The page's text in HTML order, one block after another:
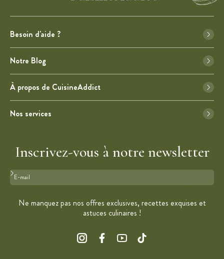
Besoin d'aide ?
Notre Blog
À propos de CuisineAddict
Nos services
Inscrivez-vous à notre newsletter
Format : adresse@email.com
Ne manquez pas nos offres exclusives, recettes exquises et
astuces culinaires !